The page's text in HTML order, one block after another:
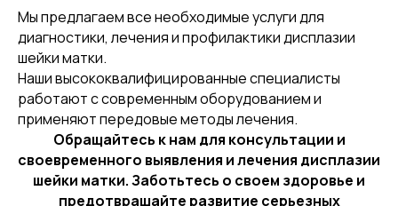
Мы предлагаем все необходимые услуги для
диагностики, лечения и профилактики дисплазии
шейки матки.
Наши высококвалифицированные специалисты
работают с современным оборудованием и
применяют передовые методы лечения.
Обращайтесь к нам для консультации и
своевременного выявления и лечения дисплазии
шейки матки. Заботьтесь о своем здоровье и
предотвращайте развитие серьезных
Стоматологическая клиника
г. Химки, ул. Лавочкина, 22
+7 (495) 067-22-20
sos@smklinika.com
Цены
Отзывы
Контакты